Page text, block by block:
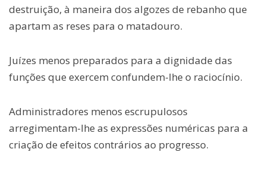
destruição, à maneira dos algozes de rebanho que
apartam as reses para o matadouro.
Juízes menos preparados para a dignidade das
funções que exercem confundem-lhe o raciocínio.
Administradores menos escrupulosos
arregimentam-lhe as expressões numéricas para a
criação de efeitos contrários ao progresso.